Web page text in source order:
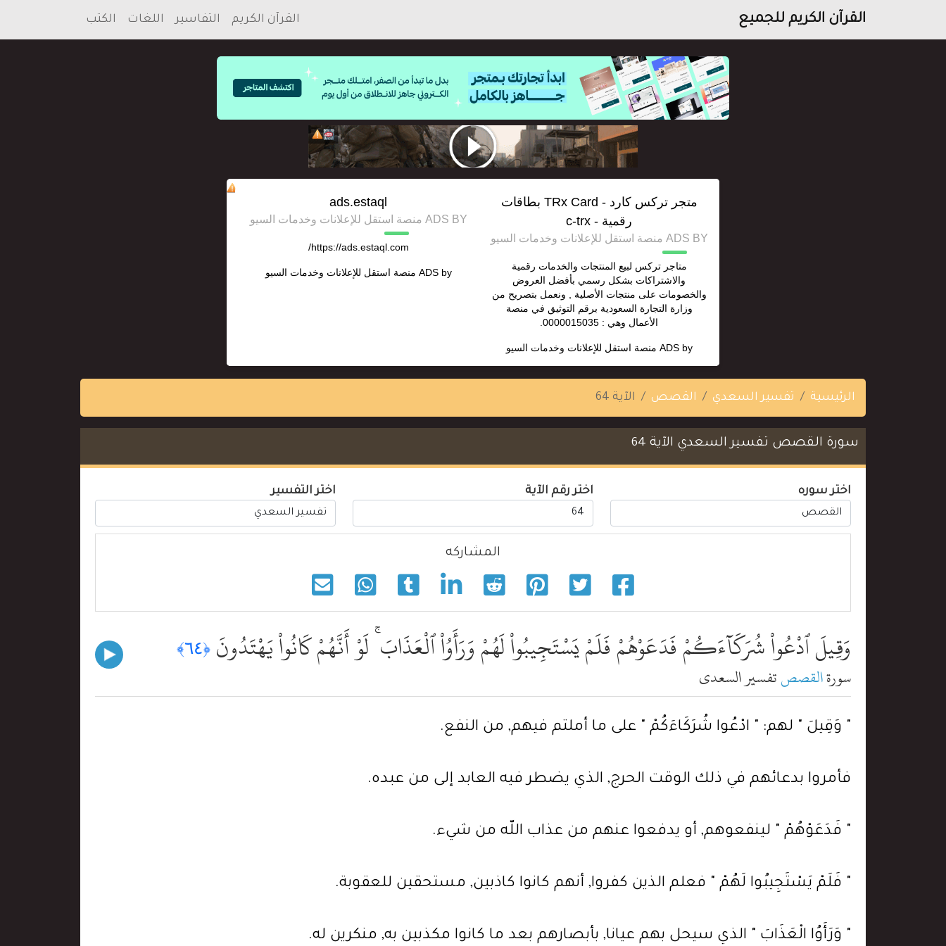
القرآن الكريم للجميع القرآن الكريم التفاسير اللغات الكتب
متجر تركس كارد - TRx Card بطاقات
رقمية - c-trx
ADS BY منصة استقل للإعلانات وخدمات السيو
متاجر تركس لبيع المنتجات والخدمات رقمية
والاشتراكات بشكل رسمي بأفضل العروض
والخصومات على منتجات الأصلية , ونعمل بتصريح من
وزارة التجارة السعودية برقم التوثيق في منصة
الأعمال وهي : 0000015035.
ADS by منصة استقل للإعلانات وخدمات السيو
ads.estaql
ADS BY منصة استقل للإعلانات وخدمات السيو
https://ads.estaql.com/
ADS by منصة استقل للإعلانات وخدمات السيو
الرئيسية تفسير السعدي القصص الآية 64
سورة القصص تفسير السعدي الآية 64
اختر سوره اختر رقم الآية اختر التفسير
المشاركه
وَقِيلَ ٱدْعُواْ شُرَكَآءَكُمْ فَدَعَوْهُمْ فَلَمْ يَسْتَجِيبُواْ لَهُمْ وَرَأَوُاْ ٱلْعَذَابَ ۚ لَوْ أَنَّهُمْ كَانُواْ يَهْتَدُونَ ﴿٦٤﴾
سورةالقصصتفسير السعدي
" وَقِيلَ " لهم: " ادْعُوا شُرَكَاءَكُمْ " على ما أملتم فيهم, من النفع.
فأمروا بدعائهم في ذلك الوقت الحرج, الذي يضطر فيه العابد إلى من عبده.
" فَدَعَوْهُمْ " لينفعوهم, أو يدفعوا عنهم من عذاب اللّه من شيء.
" فَلَمْ يَسْتَجِيبُوا لَهُمْ " فعلم الذين كفروا, أنهم كانوا كاذبين, مستحقين للعقوبة.
" وَرَأَوُا الْعَذَابَ " الذي سيحل بهم عيانا, بأبصارهم بعد ما كانوا مكذبين به, منكرين له.